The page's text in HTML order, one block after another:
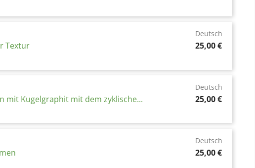
Textur
Deutsch
Preis
25,00 €
mit Kugelgraphit mit dem zyklische...
Deutsch
Preis
25,00 €
Deutsch
Preis
25,00 €